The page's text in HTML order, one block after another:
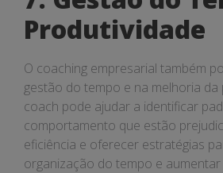
Produtividade
O coaching empresarial também
gestão do tempo e na melhoria da
coach pode ajudar a identificar
comportamento que estão
eficiência e oferecer estratégias
organização do tempo e